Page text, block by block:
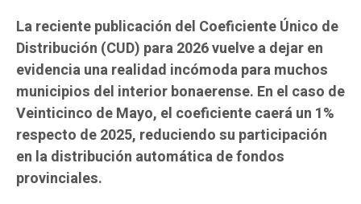
La reciente publicación del Coeficiente Único de
Distribución (CUD) para 2026 vuelve a dejar en
evidencia una realidad incómoda para muchos
municipios del interior bonaerense. En el caso de
Veinticinco de Mayo, el coeficiente caerá un 1%
respecto de 2025, reduciendo su participación
en la distribución automática de fondos
provinciales.